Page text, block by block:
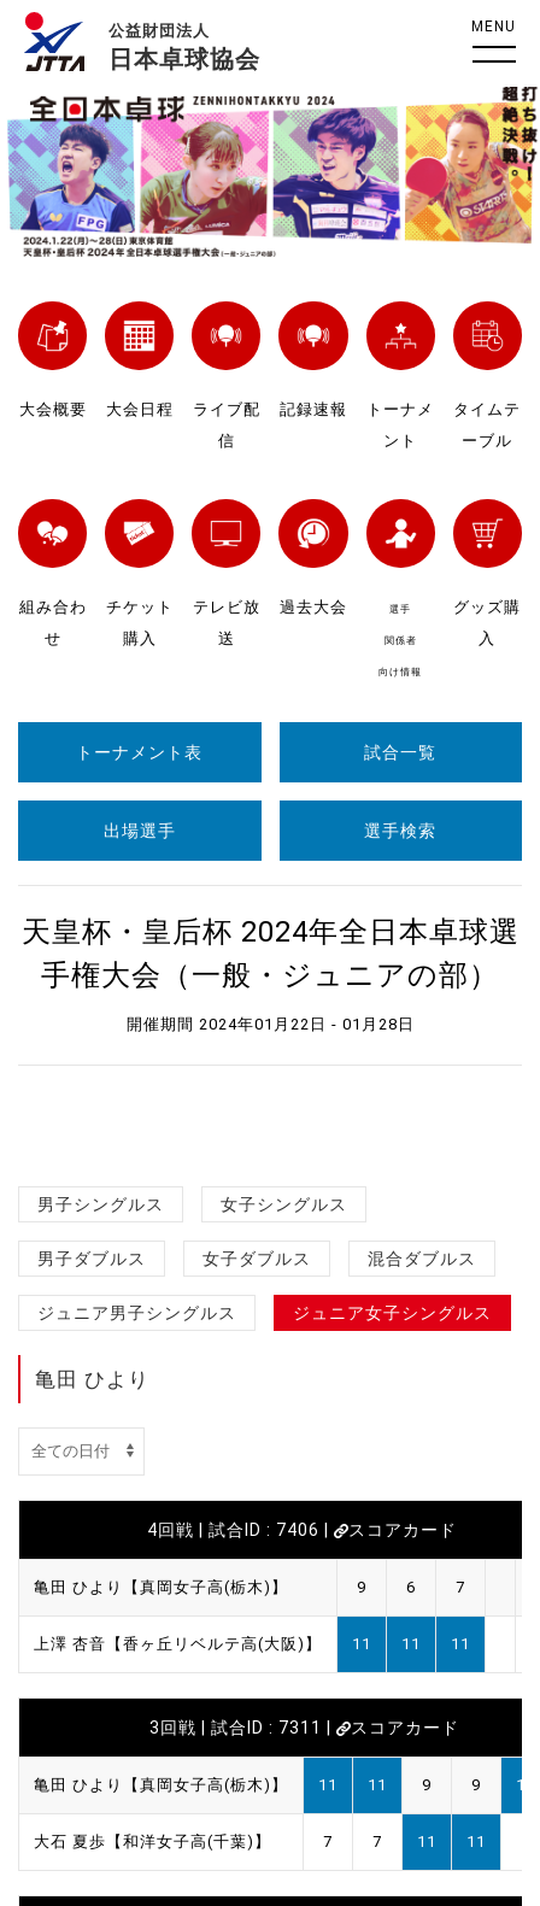
公益財団法人
日本卓球協会
MENU
大会概要 大会日程
ライブ配
信
記録速報
トーナメ
ント
タイムテ
ーブル
組み合わ
せ
チケット
購入
テレビ放
送
過去大会 選手
関係者
向け情報
グッズ購
入
トーナメント表 試合一覧
出場選手 選手検索
天皇杯・皇后杯 2024年全日本卓球選
手権大会（一般・ジュニアの部）
開催期間 2024年01月22日 - 01月28日
男子シングルス 女子シングルス
男子ダブルス 女子ダブルス 混合ダブルス
ジュニア男子シングルス ジュニア女子シングルス
亀田 ひより
4回戦 | 試合ID : 7406 | スコアカード
亀田 ひより【真岡女子高(栃木)】 9 6 7
上澤 杏音【香ヶ丘リベルテ高(大阪)】 11 11 11
3回戦 | 試合ID : 7311 | スコアカード
亀田 ひより【真岡女子高(栃木)】 11 11 9 9 11
大石 夏歩【和洋女子高(千葉)】 7 7 11 11